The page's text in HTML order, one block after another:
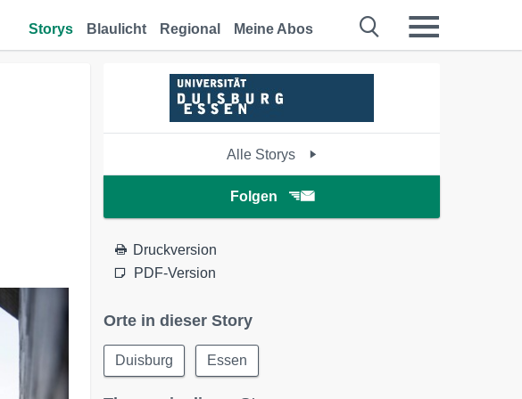
Storys Blaulicht Regional Meine Abos
Alle Storys
Folgen
Druckversion
PDF-Version
Orte in dieser Story
Duisburg Essen